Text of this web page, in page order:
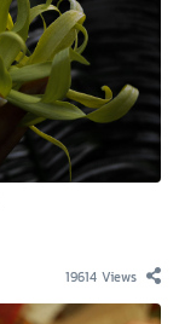
19614 Views